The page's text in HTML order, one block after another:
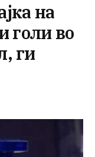
на
голи во
ги